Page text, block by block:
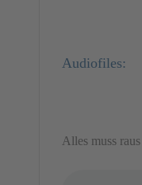
Audiofiles:
Alles muss raus